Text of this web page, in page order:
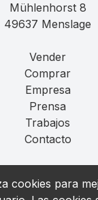
cookies para
Mühlenhorst 8
49637 Menslage
Vender
Comprar
Empresa
Prensa
Trabajos
Contacto
Privacidad